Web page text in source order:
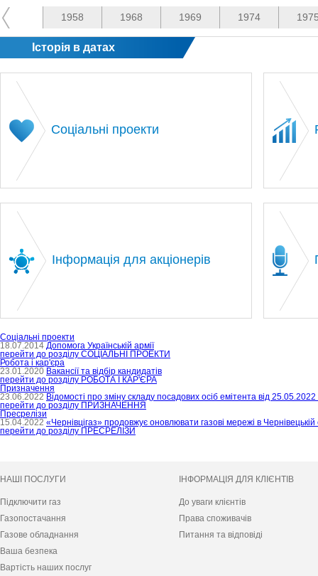
1958 1968 1969 1974
Історія в датах
Соціальні проекти
Інформація для акціонерів
Соціальні проекти
18.07.2014 Допомога Українській армії
перейти до розділу СОЦІАЛЬНІ ПРОЕКТИ
Робота і кар'єра
23.01.2020 Вакансії та відбір кандидатів
перейти до розділу РОБОТА І КАР'ЄРА
Призначення
23.06.2022 Відомості про зміну складу посадових осіб емітента від 25.05.2022
перейти до розділу ПРИЗНАЧЕННЯ
Пресрелізи
15.04.2022 «Чернівцігаз» продовжує оновлювати газові мережі в Чернівецькій
перейти до розділу ПРЕСРЕЛІЗИ
НАШІ ПОСЛУГИ
Підключити газ
Газопостачання
Газове обладнання
Ваша безпека
Вартість наших послуг
ІНФОРМАЦІЯ ДЛЯ КЛІЄНТІВ
До уваги клієнтів
Права споживачів
Питання та відповіді